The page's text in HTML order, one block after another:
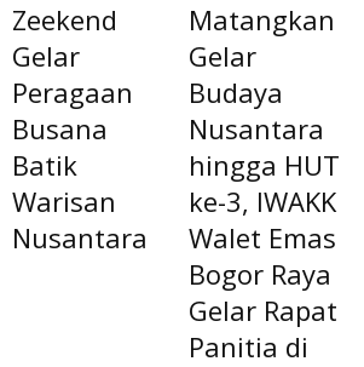
Zeekend
Gelar
Peragaan
Busana
Batik
Warisan
Nusantara
Matangkan
Gelar
Budaya
Nusantara
hingga HUT
ke-3, IWAKK
Walet Emas
Bogor Raya
Gelar Rapat
Panitia di